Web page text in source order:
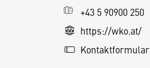
+43 5 90900 250
https://wko.at/
Kontaktformular